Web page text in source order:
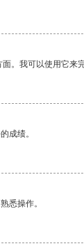
。我可以使用它来
成绩。
悉操作。